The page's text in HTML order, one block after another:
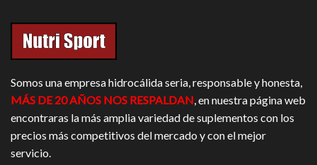
Somos una empresa hidrocálida seria, responsable y honesta,
MÁS DE 20 AÑOS NOS RESPALDAN, en nuestra página web
encontraras la más amplia variedad de suplementos con los
precios más competitivos del mercado y con el mejor
servicio.